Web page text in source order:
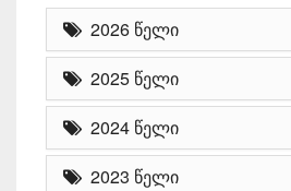
2026 წელი
2025 წელი
2024 წელი
2023 წელი